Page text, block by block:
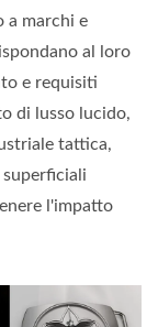
a marchi e
al loro
e requisiti
di lusso lucido,
tattica,
l'impatto